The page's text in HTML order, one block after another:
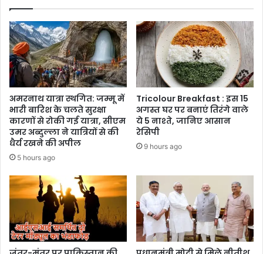
अमरनाथ यात्रा स्थगित: जम्मू में
भारी बारिश के चलते सुरक्षा
कारणों से रोकी गई यात्रा, सीएम
उमर अब्दुल्ला ने यात्रियों से की
धैर्य रखने की अपील
5 hours ago
Tricolour Breakfast : इस 15
अगस्त घर पर बनाएं तिरंगे वाले
ये 5 नाश्ते, जानिए आसान
रेसिपी
9 hours ago